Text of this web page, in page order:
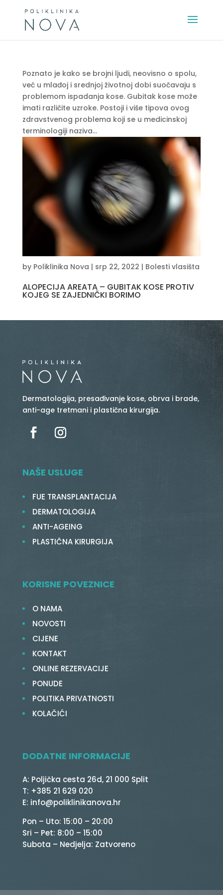
ALOPECIJA AREATA – GUBITAK KOSE PROTIV
KOJEG SE ZAJEDNIČKI BORIMO
by Poliklinika Nova | srp 22, 2022 | Bolesti vlasišta
Poznato je kako se brojni ljudi, neovisno o spolu,
već u mlađoj i srednjoj životnoj dobi suočavaju s
problemom ispadanja kose. Gubitak kose može
imati različite uzroke. Postoji i više tipova ovog
zdravstvenog problema koji se u medicinskoj
terminologiji naziva...
Dermatologija, presađivanje kose, obrva i brade,
anti-age tretmani i plastična kirurgija.
NAŠE USLUGE
FUE TRANSPLANTACIJA
DERMATOLOGIJA
ANTI-AGEING
PLASTIČNA KIRURGIJA
KORISNE POVEZNICE
O NAMA
NOVOSTI
CIJENE
KONTAKT
ONLINE REZERVACIJE
PONUDE
POLITIKA PRIVATNOSTI
KOLAČIĆI
DODATNE INFORMACIJE
A: Poljička cesta 26d, 21 000 Split
T: +385 21 629 020
E: info@poliklinikanova.hr
Pon – Uto: 15:00 – 20:00
Sri – Pet: 8:00 – 15:00
Subota – Nedjelja: Zatvoreno